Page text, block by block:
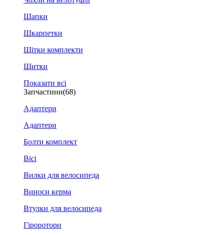
Шапки
Шкарпетки
Щітки комплекти
Щитки
Показати всі
Запчастини(68)
Адаптери
Адаптери
Болти комплект
Вісі
Вилки для велосипеда
Виноси керма
Втулки для велосипеда
Гіроротори